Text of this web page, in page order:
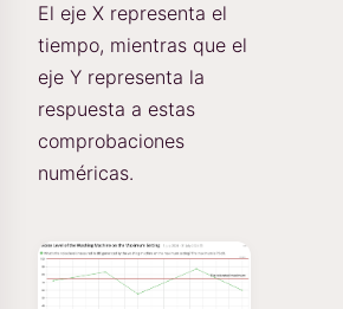
El eje X representa el
tiempo, mientras que el
eje Y representa la
respuesta a estas
comprobaciones
numéricas.